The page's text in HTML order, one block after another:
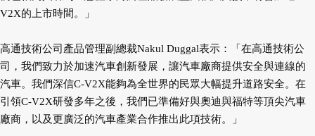
V2X的上市時間。」
高通技術公司產品管理副總裁Nakul Duggal表示：「在高通技術公
司，我們致力於加速汽車創新發展，讓汽車廠商提供安全與連線的
汽車。我們深信C-V2X能夠為全世界的民眾大幅提升道路安全。在
引領C-V2X研發多年之後，我們已準備好與奧迪與福特等頂尖汽車
廠商，以及更廣泛的汽車產業合作推出此項技術。」